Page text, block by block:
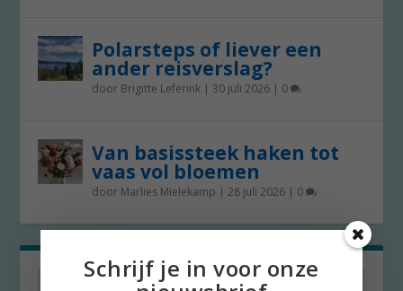
Polarsteps of liever een
ander reisverslag?
door Brigitte Leferink | 30 juli 2026 | 0
Van basissteek haken tot
vaas vol bloemen
door Marlies Mielekamp |28 juli 2026 | 0
Schrijf je in voor onze